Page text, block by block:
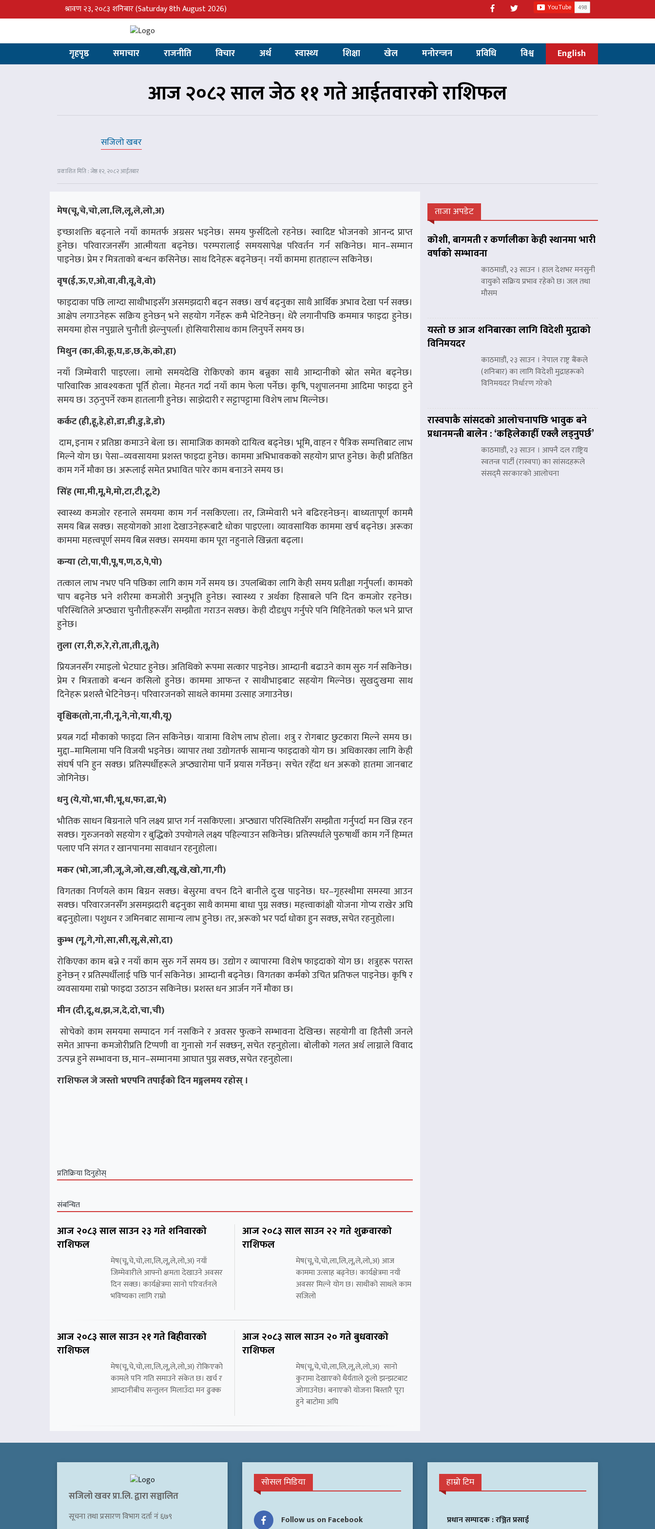
श्रावण २३, २०८३ शनिबार(Saturday 8th August 2026)
गृहपृष्ठ समाचार राजनीति विचार अर्थ स्वास्थ्य शिक्षा खेल मनोरन्जन प्रविधि विश्व English
आज २०८२ साल जेठ ११ गते आईतवारको राशिफल
सजिलो खबर
प्रकाशित मिति : जेष्ठ १२, २०८२ आईतबार
मेष(चू,चे,चो,ला,लि,लू,ले,लो,अ)
इच्छाशक्ति बढ्नाले नयाँ कामतर्फ अग्रसर भइनेछ। समय फुर्सदिलो रहनेछ। स्वादिष्ट भोजनको आनन्द प्राप्त
हुनेछ। परिवारजनसँग आत्मीयता बढ्नेछ। परम्परालाई समयसापेक्ष परिवर्तन गर्न सकिनेछ। मान–सम्मान
पाइनेछ। प्रेम र मित्रताको बन्धन कसिनेछ। साथ दिनेहरू बढ्नेछन्। नयाँ काममा हातहाल्न सकिनेछ।
वृष(ई,ऊ,ए,ओ,वा,वी,वू,वे,वो)
फाइदाका पछि लाग्दा साथीभाइसँग असमझदारी बढ्न सक्छ। खर्च बढ्नुका साथै आर्थिक अभाव देखा पर्न सक्छ।
आक्षेप लगाउनेहरू सक्रिय हुनेछन् भने सहयोग गर्नेहरू कमै भेटिनेछन्। धेरै लगानीपछि कममात्र फाइदा हुनेछ।
समयमा होस नपुग्नाले चुनौती झेल्नुपर्ला। होसियारीसाथ काम लिनुपर्ने समय छ।
मिथुन (का,की,कू,घ,ङ,छ,के,को,हा)
नयाँ जिम्मेवारी पाइएला। लामो समयदेखि रोकिएको काम बन्नुका साथै आम्दानीको स्रोत समेत बढ्नेछ।
पारिवारिक आवश्यकता पूर्ति होला। मेहनत गर्दा नयाँ काम फेला पर्नेछ। कृषि, पशुपालनमा आदिमा फाइदा हुने
समय छ। उठ्नुपर्ने रकम हातलागी हुनेछ। साझेदारी र सट्टापट्टामा विशेष लाभ मिल्नेछ।
कर्कट (ही,हू,हे,हो,डा,डी,डु,डे,डो)
दाम, इनाम र प्रतिष्ठा कमाउने बेला छ। सामाजिक कामको दायित्व बढ्नेछ। भूमि, वाहन र पैत्रिक सम्पत्तिबाट लाभ
मिल्ने योग छ। पेसा–व्यवसायमा प्रशस्त फाइदा हुनेछ। काममा अभिभावकको सहयोग प्राप्त हुनेछ। केही प्रतिष्ठित
काम गर्ने मौका छ। अरूलाई समेत प्रभावित पारेर काम बनाउने समय छ।
सिंह (मा,मी,मू,मे,मो,टा,टी,टू,टे)
स्वास्थ्य कमजोर रहनाले समयमा काम गर्न नसकिएला। तर, जिम्मेवारी भने बढिरहनेछन्। बाध्यतापूर्ण काममै
समय बित्न सक्छ। सहयोगको आशा देखाउनेहरूबाटै धोका पाइएला। व्यावसायिक काममा खर्च बढ्नेछ। अरूका
काममा महत्त्वपूर्ण समय बित्न सक्छ। समयमा काम पूरा नहुनाले खिन्नता बढ्ला।
कन्या (टो,पा,पी,पू,ष,ण,ठ,पे,पो)
तत्काल लाभ नभए पनि पछिका लागि काम गर्ने समय छ। उपलब्धिका लागि केही समय प्रतीक्षा गर्नुपर्ला। कामको
चाप बढ्नेछ भने शरीरमा कमजोरी अनुभूति हुनेछ। स्वास्थ्य र अर्थका हिसाबले पनि दिन कमजोर रहनेछ।
परिस्थितिले अप्ठ्यारा चुनौतीहरूसँग सम्झौता गराउन सक्छ। केही दौडधुप गर्नुपरे पनि मिहिनेतको फल भने प्राप्त
हुनेछ।
तुला (रा,री,रु,रे,रो,ता,ती,तू,ते)
प्रियजनसँग रमाइलो भेटघाट हुनेछ। अतिथिको रूपमा सत्कार पाइनेछ। आम्दानी बढाउने काम सुरु गर्न सकिनेछ।
प्रेम र मित्रताको बन्धन कसिलो हुनेछ। काममा आफन्त र साथीभाइबाट सहयोग मिल्नेछ। सुखदुःखमा साथ
दिनेहरू प्रशस्तै भेटिनेछन्। परिवारजनको साथले काममा उत्साह जगाउनेछ।
वृश्चिक(तो,ना,नी,नू,ने,नो,या,यी,यू)
प्रयत्न गर्दा मौकाको फाइदा लिन सकिनेछ। यात्रामा विशेष लाभ होला। शत्रु र रोगबाट छुटकारा मिल्ने समय छ।
मुद्दा–मामिलामा पनि विजयी भइनेछ। व्यापार तथा उद्योगतर्फ सामान्य फाइदाको योग छ। अधिकारका लागि केही
संघर्ष पनि हुन सक्छ। प्रतिस्पर्धीहरूले अप्ठ्यारोमा पार्ने प्रयास गर्नेछन्। सचेत रहँदा धन अरूको हातमा जानबाट
जोगिनेछ।
धनु (ये,यो,भा,भी,भू,ध,फा,ढा,भे)
भौतिक साधन बिग्रनाले पनि लक्ष्य प्राप्त गर्न नसकिएला। अप्ठ्यारा परिस्थितिसँग सम्झौता गर्नुपर्दा मन खिन्न रहन
सक्छ। गुरुजनको सहयोग र बुद्धिको उपयोगले लक्ष्य पहिल्याउन सकिनेछ। प्रतिस्पर्धाले पुरुषार्थी काम गर्ने हिम्मत
पलाए पनि संगत र खानपानमा सावधान रहनुहोला।
मकर (भो,जा,जी,जू,जे,जो,ख,खी,खू,खे,खो,गा,गी)
विगतका निर्णयले काम बिग्रन सक्छ। बेसुरमा वचन दिने बानीले दुःख पाइनेछ। घर–गृहस्थीमा समस्या आउन
सक्छ। परिवारजनसँग असमझदारी बढ्नुका साथै काममा बाधा पुग्न सक्छ। महत्त्वाकांक्षी योजना गोप्य राखेर अघि
बढ्नुहोला। पशुधन र जमिनबाट सामान्य लाभ हुनेछ। तर, अरूको भर पर्दा धोका हुन सक्छ, सचेत रहनुहोला।
कुम्भ (गू,गे,गो,सा,सी,सू,से,सो,दा)
रोकिएका काम बन्ने र नयाँ काम सुरु गर्ने समय छ। उद्योग र व्यापारमा विशेष फाइदाको योग छ। शत्रुहरू परास्त
हुनेछन् र प्रतिस्पर्धीलाई पछि पार्न सकिनेछ। आम्दानी बढ्नेछ। विगतका कर्मको उचित प्रतिफल पाइनेछ। कृषि र
व्यवसायमा राम्रो फाइदा उठाउन सकिनेछ। प्रशस्त धन आर्जन गर्ने मौका छ।
मीन (दी,दू,थ,झ,ञ,दे,दो,चा,ची)
सोचेको काम समयमा सम्पादन गर्न नसकिने र अवसर फुत्कने सम्भावना देखिन्छ। सहयोगी वा हितैसी जनले
समेत आफ्ना कमजोरीप्रति टिप्पणी वा गुनासो गर्न सक्छन्, सचेत रहनुहोला। बोलीको गलत अर्थ लाग्नाले विवाद
उत्पन्न हुने सम्भावना छ, मान–सम्मानमा आघात पुग्न सक्छ, सचेत रहनुहोला।
राशिफल जे जस्तो भएपनि तपाईंको दिन मङ्गलमय रहोस् ।
प्रतिक्रिया दिनुहोस्
संबन्धित
आज २०८३ साल साउन २३ गते शनिवारको
राशिफल
मेष(चू,चे,चो,ला,लि,लू,ले,लो,अ) नयाँ
जिम्मेवारीले आफ्नो क्षमता देखाउने अवसर
दिन सक्छ। कार्यक्षेत्रमा सानो परिवर्तनले
भविष्यका लागि राम्रो
आज २०८३ साल साउन २२ गते शुक्रवारको
राशिफल
मेष(चू,चे,चो,ला,लि,लू,ले,लो,अ) आज
काममा उत्साह बढ्नेछ। कार्यक्षेत्रमा नयाँ
अवसर मिल्ने योग छ। साथीको साथले काम
सजिलो
आज २०८३ साल साउन २१ गते बिहीवारको
राशिफल
मेष(चू,चे,चो,ला,लि,लू,ले,लो,अ) रोकिएको
कामले पनि गति समाउने संकेत छ। खर्च र
आम्दानीबीच सन्तुलन मिलाउँदा मन ढुक्क
आज २०८३ साल साउन २० गते बुधवारको
राशिफल
मेष(चू,चे,चो,ला,लि,लू,ले,लो,अ) सानो
कुरामा देखाएको धैर्यताले ठूलो झन्झटबाट
जोगाउनेछ। बनाएको योजना बिस्तारै पूरा
हुने बाटोमा अघि
ताजा अपडेट
कोशी, बागमती र कर्णालीका केही स्थानमा भारी
वर्षाको सम्भावना
काठमाडौं, २३ साउन । हाल देशभर मनसुनी
वायुको सक्रिय प्रभाव रहेको छ। जल तथा
मौसम
यस्तो छ आज शनिबारका लागि विदेशी मुद्राको
विनिमयदर
काठमाडौं, २३ साउन । नेपाल राष्ट्र बैंकले
(शनिबार) का लागि विदेशी मुद्राहरूको
विनिमयदर निर्धारण गरेको
रास्वपाकै सांसदको आलोचनापछि भावुक बने
प्रधानमन्त्री बालेन : ‘कहिलेकाहीँ एक्लै लड्नुपर्छ’
काठमाडौं, २३ साउन । आफ्नै दल राष्ट्रिय
स्वतन्त्र पार्टी (रास्वपा) का सांसदहरूले
संसद्‌मै सरकारको आलोचना
सजिलो खवर प्रा.लि. द्वारा सञ्चालित
सूचना तथा प्रसारण विभाग दर्ता नं ६७९
सोसल मिडिया
Follow us on Facebook
हाम्रो टिम
प्रधान सम्पादक :रञ्जित प्रसाई